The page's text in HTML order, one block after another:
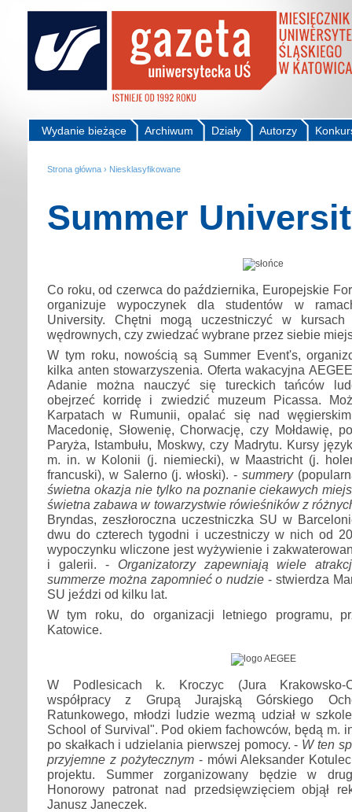
Autorzy
Działy
Archiwum
Wydanie bieżące
Strona główna › Niesklasyfikowane
Summer
Co roku, od czerwca do października, Europejskie
organizuje wypoczynek dla studentów w
University. Chętni mogą uczestniczyć w kursach
wędrownych, czy zwiedzać wybrane przez siebie
W tym roku, nowością są Summer Event's,
kilka anten stowarzyszenia. Oferta wakacyjna
Adanie można nauczyć się tureckich tańców
obejrzeć korridę i zwiedzić muzeum Picassa.
Karpatach w Rumunii, opalać się nad
Macedonię, Słowenię, Chorwację, czy Mołdawię,
Paryża, Istambułu, Moskwy, czy Madrytu. Kursy
m. in. w Kolonii (j. niemiecki), w Maastricht (j.
francuski), w Salerno (j. włoski). - summery
świetna okazja nie tylko na poznanie ciekawych
świetna zabawa w towarzystwie rówieśników z
Bryndas, zeszłoroczna uczestniczka SU w
dwu do czterech tygodni i uczestniczy w nich od
wypoczynku wliczone jest wyżywienie i
i galerii. - Organizatorzy zapewniają wiele
summerze można zapomnieć o nudzie - stwierdza
SU jeździ od kilku lat.
W tym roku, do organizacji letniego programu,
Katowice.
W Podlesicach k. Kroczyc (Jura Krakowsko-
współpracy z Grupą Jurajską Górskiego
Ratunkowego, młodzi ludzie wezmą udział w
School of Survival". Pod okiem fachowców, będą m.
po skałkach i udzielania pierwszej pomocy. - W ten
przyjemne z pożytecznym - mówi Aleksander
projektu. Summer zorganizowany będzie w
Honorowy patronat nad przedsięwzięciem objął
Janusz Janeczek.